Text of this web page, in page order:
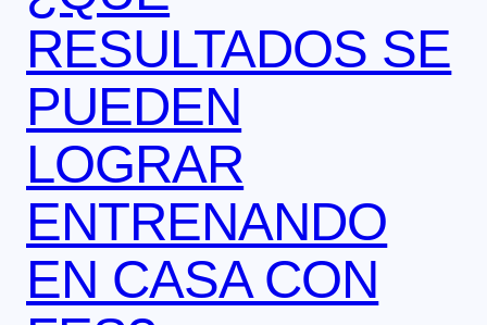
RESULTADOS SE
PUEDEN
LOGRAR
ENTRENANDO
EN CASA CON